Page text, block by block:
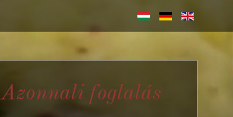
Azonnali foglalás